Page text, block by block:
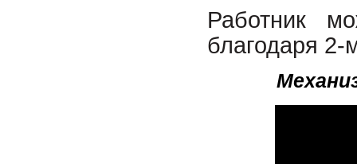
Работник
благодаря 2-